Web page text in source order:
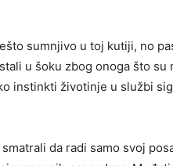
sumnjivo u toj kutiji, no
u šoku zbog onoga što su
instinkti životinje u službi
da radi samo svoj